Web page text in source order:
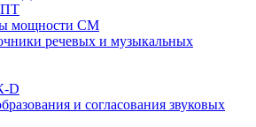
мощности СМ
речевых и музыкальных
D
и согласования звуковых